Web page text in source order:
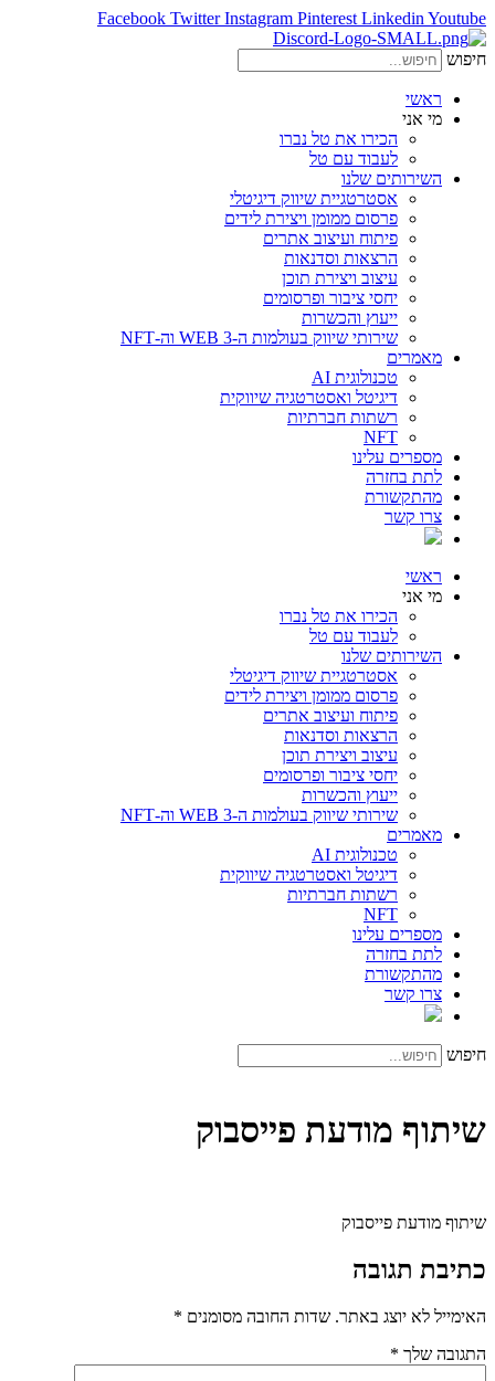
Facebook Twitter Instagram Pinterest Linkedin Youtube
חיפוש
ראשי
מי אני
הכירו את טל נברו
לעבוד עם טל
השירותים שלנו
אסטרטגיית שיווק דיגיטלי
פרסום ממומן ויצירת לידים
פיתוח ועיצוב אתרים
הרצאות וסדנאות
עיצוב ויצירת תוכן
יחסי ציבור ופרסומים
ייעוץ והכשרות
שירותי שיווק בעולמות ה-WEB 3 וה-NFT
מאמרים
טכנולוגית AI
דיגיטל ואסטרטגיה שיווקית
רשתות חברתיות
NFT
מספרים עלינו
לתת בחזרה
מהתקשורת
צרו קשר
ראשי
מי אני
הכירו את טל נברו
לעבוד עם טל
השירותים שלנו
אסטרטגיית שיווק דיגיטלי
פרסום ממומן ויצירת לידים
פיתוח ועיצוב אתרים
הרצאות וסדנאות
עיצוב ויצירת תוכן
יחסי ציבור ופרסומים
ייעוץ והכשרות
שירותי שיווק בעולמות ה-WEB 3 וה-NFT
מאמרים
טכנולוגית AI
דיגיטל ואסטרטגיה שיווקית
רשתות חברתיות
NFT
מספרים עלינו
לתת בחזרה
מהתקשורת
צרו קשר
חיפוש
שיתוף מודעת פייסבוק
שיתוף מודעת פייסבוק
כתיבת תגובה
האימייל לא יוצג באתר. שדות החובה מסומנים *
התגובה שלך *